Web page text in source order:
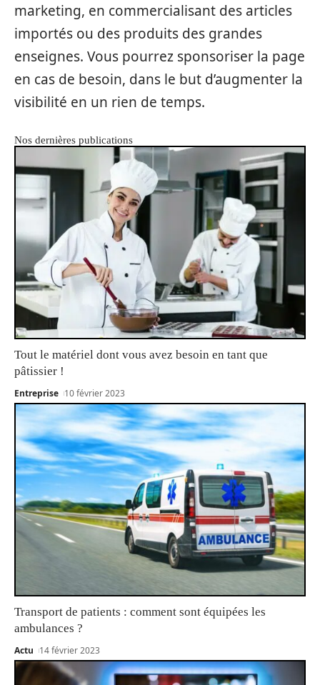
marketing, en commercialisant des articles
importés ou des produits des grandes
enseignes. Vous pourrez sponsoriser la page
en cas de besoin, dans le but d’augmenter la
visibilité en un rien de temps.
Nos dernières publications
Tout le matériel dont vous avez besoin en tant que
pâtissier !
Entreprise 10 février 2023
Transport de patients : comment sont équipées les
ambulances ?
Actu 14 février 2023